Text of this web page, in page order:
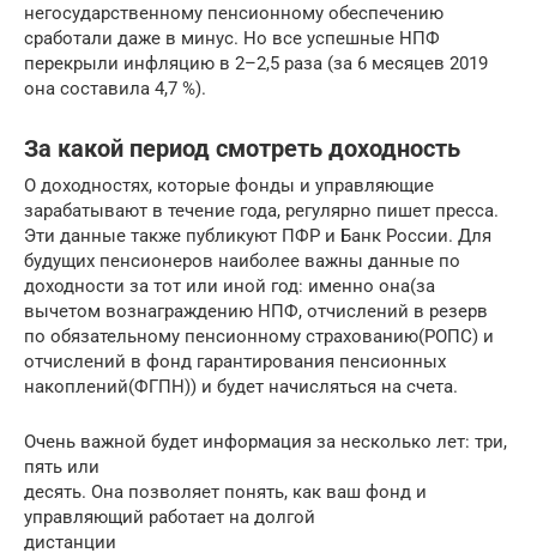
негосударственному пенсионному обеспечению
сработали даже в минус. Но все успешные НПФ
перекрыли инфляцию в 2–2,5 раза (за 6 месяцев 2019
она составила 4,7 %).
За какой период смотреть доходность
О доходностях, которые фонды и управляющие
зарабатывают в течение года, регулярно пишет пресса.
Эти данные также публикуют ПФР и Банк России. Для
будущих пенсионеров наиболее важны данные по
доходности за тот или иной год: именно она(за
вычетом вознаграждению НПФ, отчислений в резерв
по обязательному пенсионному страхованию(РОПС) и
отчислений в фонд гарантирования пенсионных
накоплений(ФГПН)) и будет начисляться на счета.
Очень важной будет информация за несколько лет: три,
пять или
десять. Она позволяет понять, как ваш фонд и
управляющий работает на долгой
дистанции